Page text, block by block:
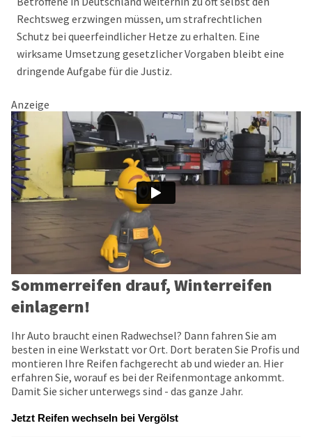
Rechtsweg erzwingen müssen, um strafrechtlichen
Schutz bei queerfeindlicher Hetze zu erhalten. Eine
wirksame Umsetzung gesetzlicher Vorgaben bleibt eine
dringende Aufgabe für die Justiz.
Anzeige
Sommerreifen drauf, Winterreifen
einlagern!
Ihr Auto braucht einen Radwechsel? Dann fahren Sie am
besten in eine Werkstatt vor Ort. Dort beraten Sie Profis und
montieren Ihre Reifen fachgerecht ab und wieder an. Hier
erfahren Sie, worauf es bei der Reifenmontage ankommt.
Damit Sie sicher unterwegs sind - das ganze Jahr.
Jetzt Reifen wechseln bei Vergölst